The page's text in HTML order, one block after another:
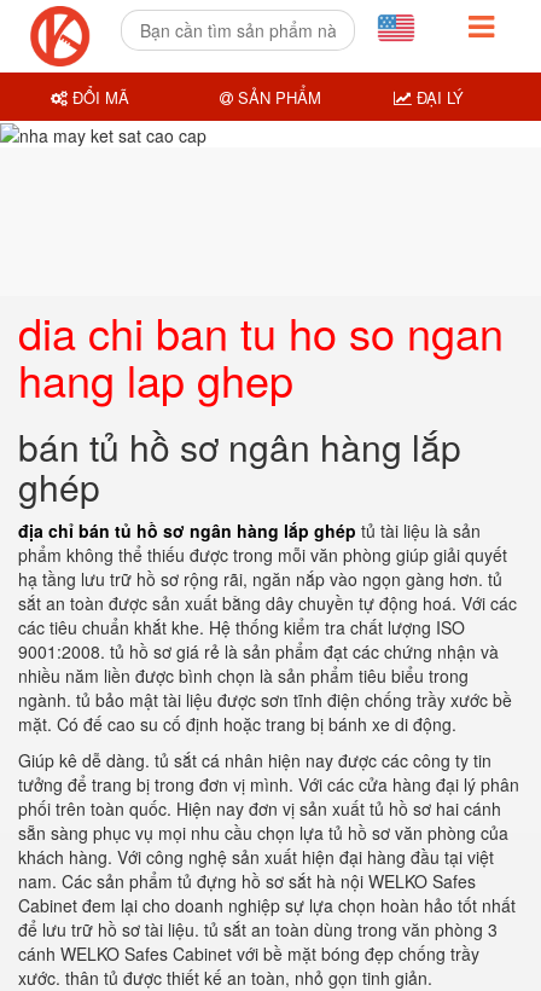
dia chi ban tu ho so ngan
hang lap ghep
bán tủ hồ sơ ngân hàng lắp
ghép
địa chỉ bán tủ hồ sơ ngân hàng lắp ghép tủ tài liệu là sản
phẩm không thể thiếu được trong mỗi văn phòng giúp giải quyết
hạ tầng lưu trữ hồ sơ rộng rãi, ngăn nắp vào ngọn gàng hơn. tủ
sắt an toàn được sản xuất bằng dây chuyền tự động hoá. Với các
các tiêu chuẩn khắt khe. Hệ thống kiểm tra chất lượng ISO
9001:2008. tủ hồ sơ giá rẻ là sản phẩm đạt các chứng nhận và
nhiều năm liền được bình chọn là sản phẩm tiêu biểu trong
ngành. tủ bảo mật tài liệu được sơn tĩnh điện chống trầy xước bề
mặt. Có đế cao su cố định hoặc trang bị bánh xe di động.
Giúp kê dễ dàng. tủ sắt cá nhân hiện nay được các công ty tin
tưởng để trang bị trong đơn vị mình. Với các cửa hàng đại lý phân
phối trên toàn quốc. Hiện nay đơn vị sản xuất tủ hồ sơ hai cánh
sẵn sàng phục vụ mọi nhu cầu chọn lựa tủ hồ sơ văn phòng của
khách hàng. Với công nghệ sản xuất hiện đại hàng đầu tại việt
nam. Các sản phẩm tủ đựng hồ sơ sắt hà nội WELKO Safes
Cabinet đem lại cho doanh nghiệp sự lựa chọn hoàn hảo tốt nhất
để lưu trữ hồ sơ tài liệu. tủ sắt an toàn dùng trong văn phòng 3
cánh WELKO Safes Cabinet với bề mặt bóng đẹp chống trầy
xước. thân tủ được thiết kế an toàn, nhỏ gọn tinh giản.
ĐỔI MÃ SẢN PHẨM ĐẠI LÝ